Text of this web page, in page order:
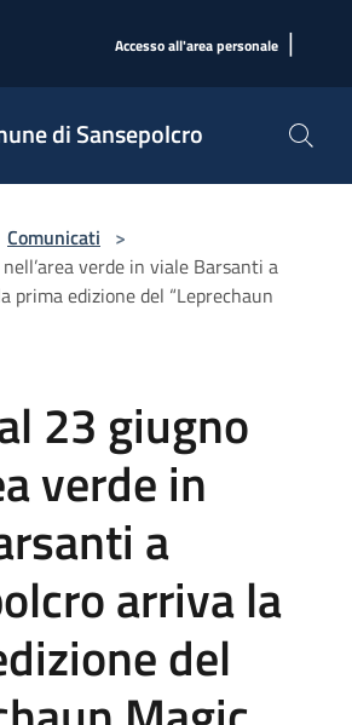
Accesso all'area personale |
di Sansepolcro
Comunicati >
verde in viale Barsanti a
prima edizione del “Leprechaun
23 giugno
verde in
a
arriva la
del